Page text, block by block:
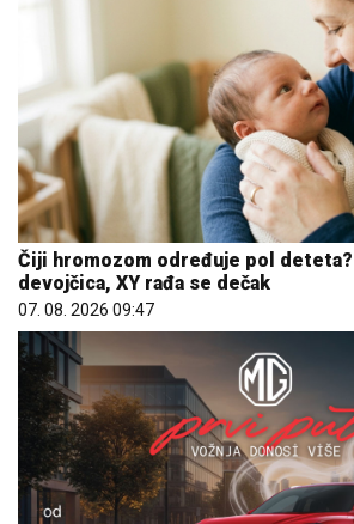
Čiji hromozom određuje pol deteta?
devojčica, XY rađa se dečak
07. 08. 2026 09:47